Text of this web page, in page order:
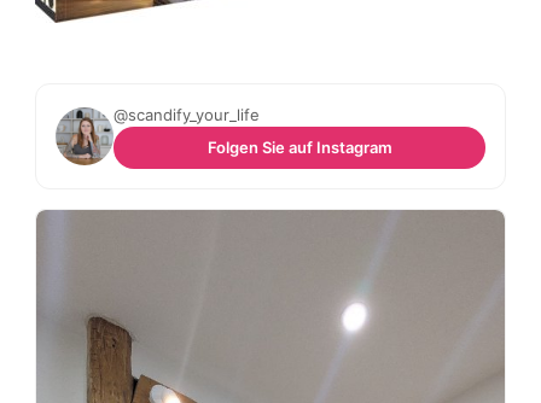
@scandify_your_life
Folgen Sie auf Instagram